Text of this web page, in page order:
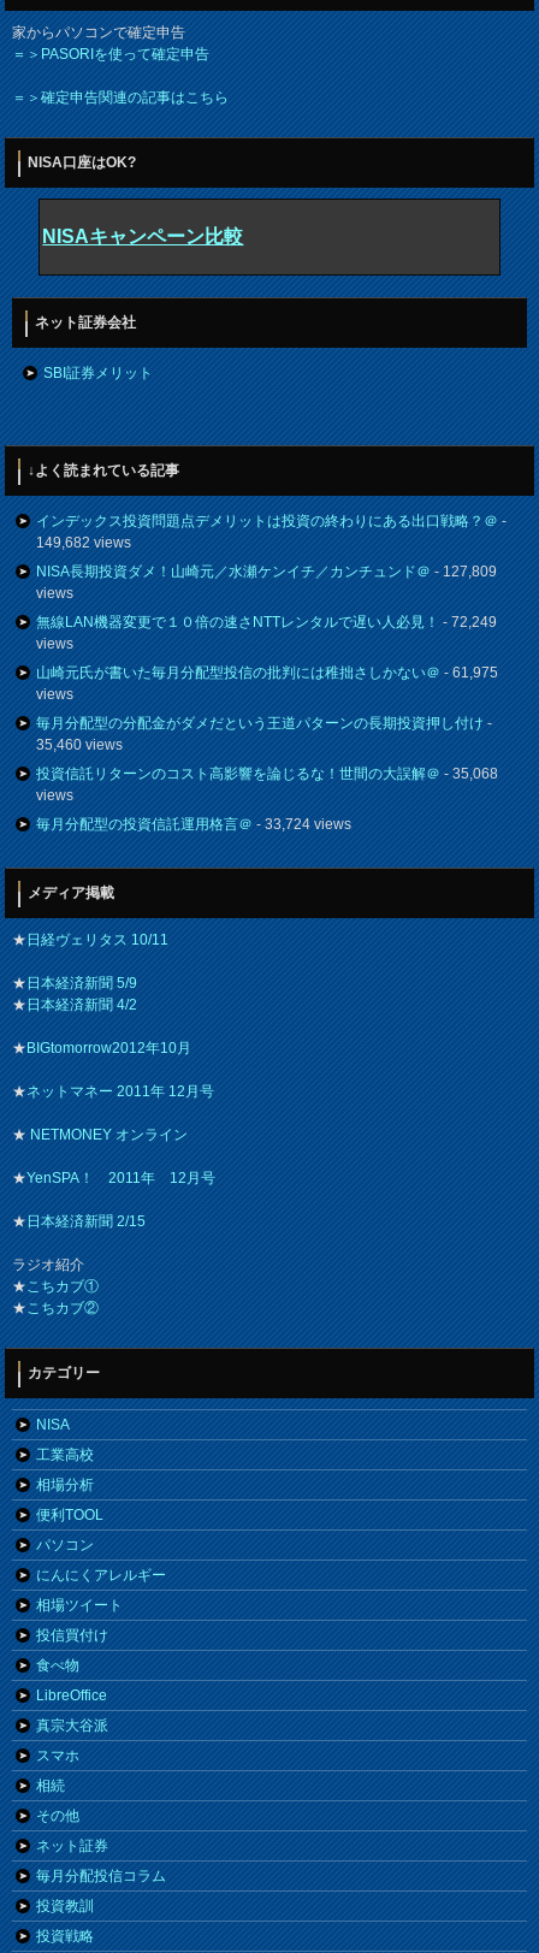
家からパソコンで確定申告
＝＞PASORIを使って確定申告
＝＞確定申告関連の記事はこちら
NISA口座はOK?
NISAキャンペーン比較
ネット証券会社
SBI証券メリット
↓よく読まれている記事
インデックス投資問題点デメリットは投資の終わりにある出口戦略？＠-
149,682 views
NISA長期投資ダメ！山崎元／水瀬ケンイチ／カンチュンド＠- 127,809
views
無線LAN機器変更で１０倍の速さNTTレンタルで遅い人必見！- 72,249
views
山崎元氏が書いた毎月分配型投信の批判には稚拙さしかない＠- 61,975
views
毎月分配型の分配金がダメだという王道パターンの長期投資押し付け-
35,460 views
投資信託リターンのコスト高影響を論じるな！世間の大誤解＠- 35,068
views
毎月分配型の投資信託運用格言＠- 33,724 views
メディア掲載
★日経ヴェリタス 10/11
★日本経済新聞 5/9
★日本経済新聞 4/2
★BIGtomorrow2012年10月
★ネットマネー 2011年 12月号
★NETMONEY オンライン
★YenSPA！ 2011年 12月号
★日本経済新聞 2/15
ラジオ紹介
★こちカブ①
★こちカブ②
カテゴリー
NISA
工業高校
相場分析
便利TOOL
パソコン
にんにくアレルギー
相場ツイート
投信買付け
食べ物
LibreOffice
真宗大谷派
スマホ
相続
その他
ネット証券
毎月分配投信コラム
投資教訓
投資戦略